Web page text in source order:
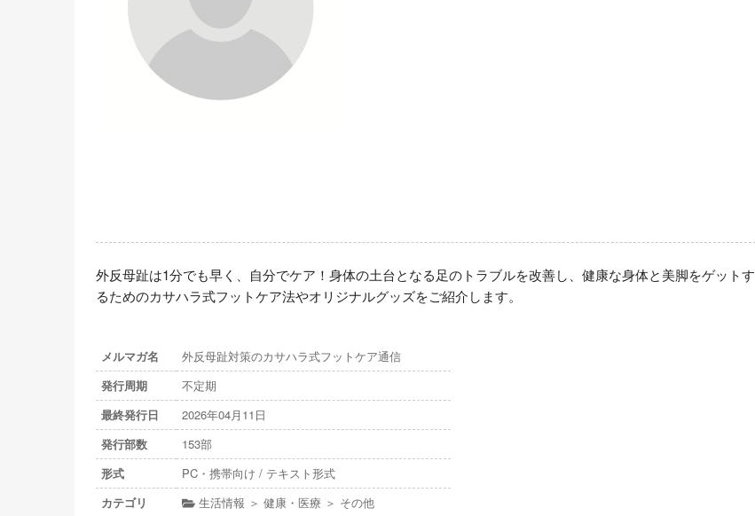
外反母趾は1分でも早く、自分でケア！身体の土台となる足のトラブルを改善し、健康な身体と美脚をゲットす
るためのカサハラ式フットケア法やオリジナルグッズをご紹介します。
メルマガ名
外反母趾対策のカサハラ式フットケア通信
発行周期
不定期
最終発行日
2026年04月11日
発行部数
153部
形式
PC・携帯向け / テキスト形式
カテゴリ
生活情報 ＞ 健康・医療 ＞ その他